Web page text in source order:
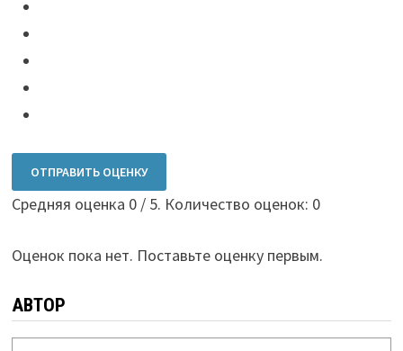
ОТПРАВИТЬ ОЦЕНКУ
Средняя оценка 0/ 5. Количество оценок: 0
Оценок пока нет. Поставьте оценку первым.
АВТОР